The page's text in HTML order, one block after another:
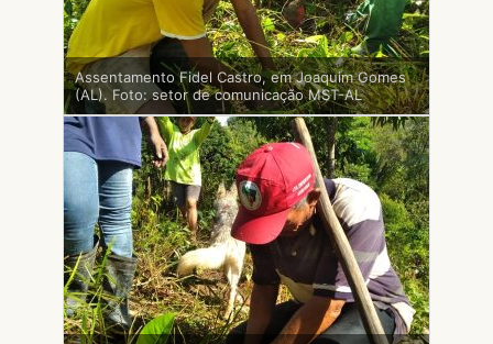
Assentamento Fidel Castro, em Joaquim Gomes
(AL). Foto: setor de comunicação MST-AL